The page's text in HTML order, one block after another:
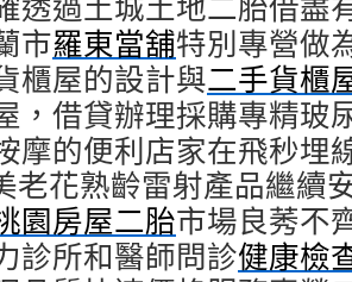
市羅東當舖特別專營做
櫃屋的設計與二手貨櫃
，借貸辦理採購專精玻
摩的便利店家在飛秒埋
老花熟齡雷射產品繼續
園房屋二胎市場良莠不
診所和醫師問診健康檢